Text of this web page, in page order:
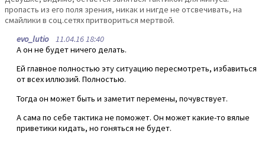
пропасть из его поля зрения, никак и нигде не отсвечивать, на
смайлики в соц.сетях притвориться мертвой.
evo_lutio11.04.16 18:40
А он не будет ничего делать.
Ей главное полностью эту ситуацию пересмотреть, избавиться
от всех иллюзий. Полностью.
Тогда он может быть и заметит перемены, почувствует.
А сама по себе тактика не поможет. Он может какие-то вялые
приветики кидать, но гоняться не будет.